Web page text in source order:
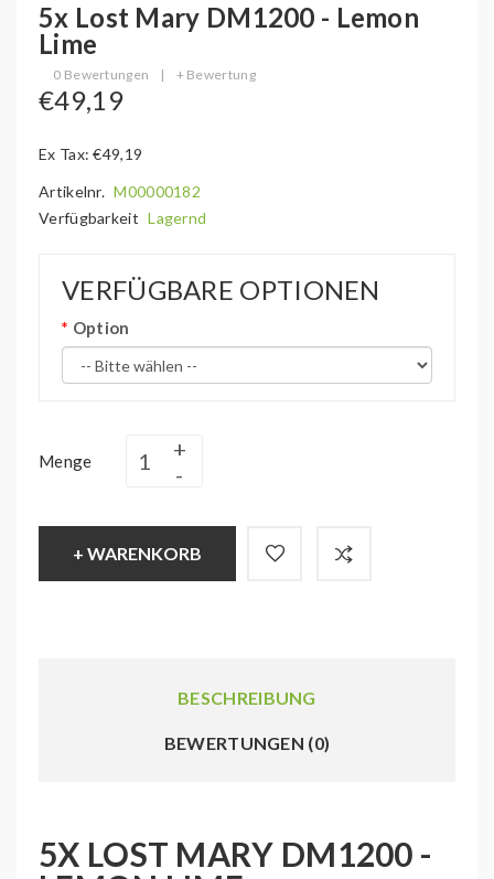
5x Lost Mary DM1200 - Lemon
Lime
0 Bewertungen | + Bewertung
€49,19
Ex Tax: €49,19
Artikelnr. M00000182
Verfügbarkeit Lagernd
VERFÜGBARE OPTIONEN
Option
Menge
+ WARENKORB
BESCHREIBUNG
BEWERTUNGEN (0)
5X LOST MARY DM1200 -